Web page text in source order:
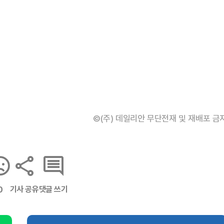
©(주) 데일리안 무단전재 및 재배포 금
기사 공유댓글 쓰기